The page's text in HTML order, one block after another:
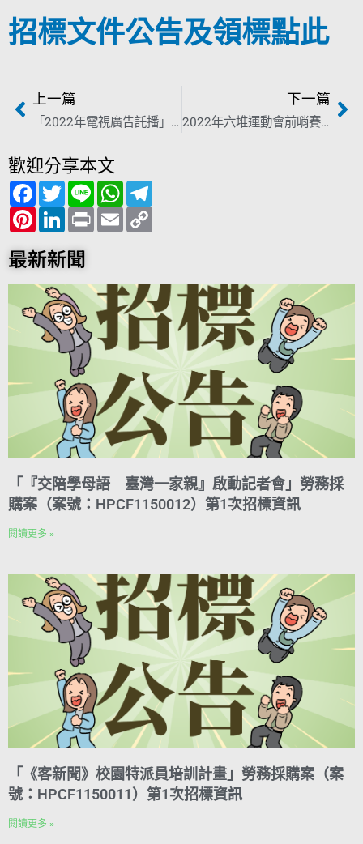
招標文件公告及領標點此
上一篇
「2022年電視廣告託播」勞務採購案（案號：HPCF1110004）公告
下一篇
2022年六堆運動會前哨賽事 勇士馬拉松、登真戰士 活力開跑！
歡迎分享本文
F
a
c
e
b
o
o
T
w
i
t
t
e
r
L
i
n
e
W
h
a
t
s
P
i
n
t
e
e
s
t
L
i
n
k
e
I
n
P
r
i
E
m
a
n
k
最新新聞
「『交陪學母語 臺灣一家親』啟動記者會」勞務採
購案（案號：HPCF1150012）第1次招標資訊
閱讀更多 »
「《客新聞》校園特派員培訓計畫」勞務採購案（案
號：HPCF1150011）第1次招標資訊
閱讀更多 »